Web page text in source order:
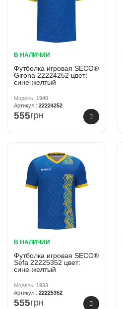
В НАЛИЧИИ
Футболка игровая SECO®
Girona 22224252 цвет:
сине-желтый
1940
22224252
555грн
В НАЛИЧИИ
Футболка игровая SECO®
Sefa 22225352 цвет:
сине-желтый
1933
22225352
555грн